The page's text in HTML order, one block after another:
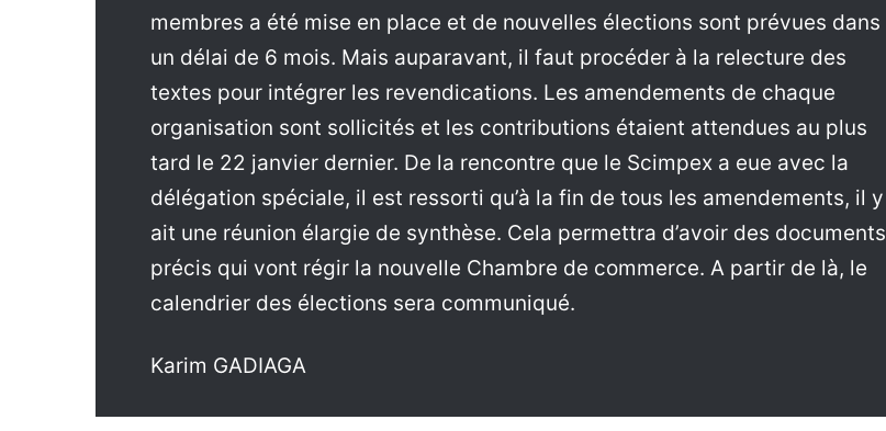
membres a été mise en place et de nouvelles élections sont prévues dans
un délai de 6 mois. Mais auparavant, il faut procéder à la relecture des
textes pour intégrer les revendications. Les amendements de chaque
organisation sont sollicités et les contributions étaient attendues au plus
tard le 22 janvier dernier. De la rencontre que le Scimpex a eue avec la
délégation spéciale, il est ressorti qu’à la fin de tous les amendements, il y
ait une réunion élargie de synthèse. Cela permettra d’avoir des documents
précis qui vont régir la nouvelle Chambre de commerce. A partir de là, le
calendrier des élections sera communiqué.
Karim GADIAGA